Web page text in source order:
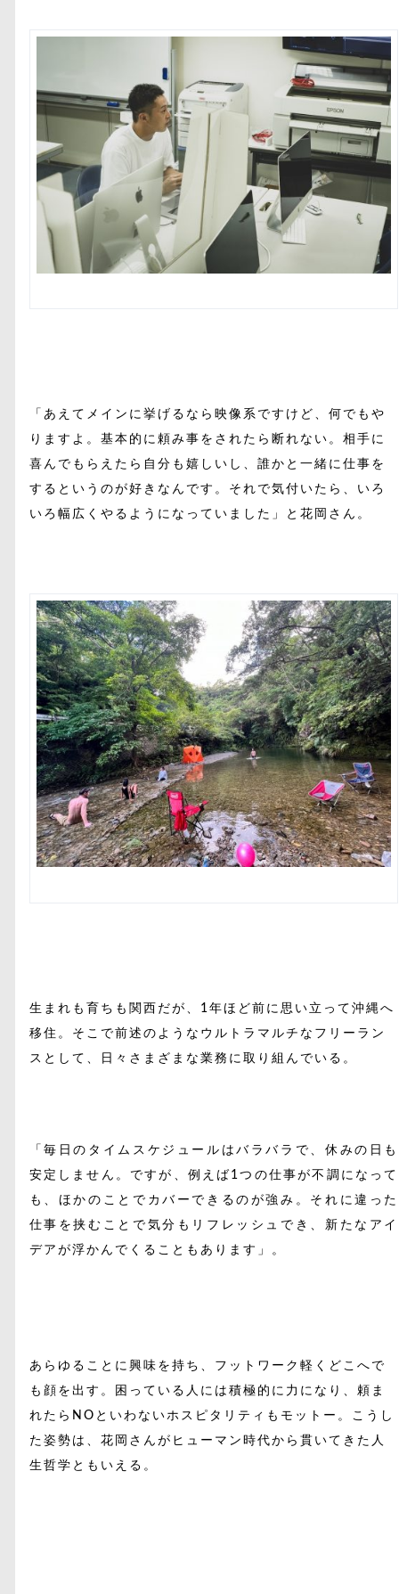
「あえてメインに挙げるなら映像系ですけど、何でもや
りますよ。基本的に頼み事をされたら断れない。相手に
喜んでもらえたら自分も嬉しいし、誰かと一緒に仕事を
するというのが好きなんです。それで気付いたら、いろ
いろ幅広くやるようになっていました」と花岡さん。
生まれも育ちも関西だが、1年ほど前に思い立って沖縄へ
移住。そこで前述のようなウルトラマルチなフリーラン
スとして、日々さまざまな業務に取り組んでいる。
「毎日のタイムスケジュールはバラバラで、休みの日も
安定しません。ですが、例えば1つの仕事が不調になって
も、ほかのことでカバーできるのが強み。それに違った
仕事を挟むことで気分もリフレッシュでき、新たなアイ
デアが浮かんでくることもあります」。
あらゆることに興味を持ち、フットワーク軽くどこへで
も顔を出す。困っている人には積極的に力になり、頼ま
れたらNOといわないホスピタリティもモットー。こうし
た姿勢は、花岡さんがヒューマン時代から貫いてきた人
生哲学ともいえる。